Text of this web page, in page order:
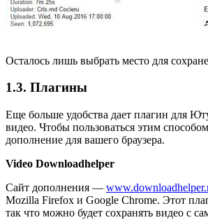
Осталось лишь выбрать место для
1.3. Плагины
Еще больше удобства дает плагин для
видео. Чтобы пользоваться этим
дополнение для вашего браузера.
Video Downloadhelper
Сайт дополнения —
Mozilla Firefox и Google Chrome. Этот
так что можно будет сохранять видео с